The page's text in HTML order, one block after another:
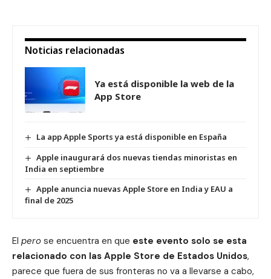
Noticias relacionadas
Ya está disponible la web de la
App Store
La app Apple Sports ya está disponible en España
Apple inaugurará dos nuevas tiendas minoristas en
India en septiembre
Apple anuncia nuevas Apple Store en India y EAU a
final de 2025
El pero se encuentra en que este evento solo se esta
relacionado con las Apple Store de Estados Unidos,
parece que fuera de sus fronteras no va a llevarse a cabo,